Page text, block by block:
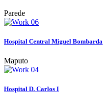
Parede
Hospital Central Miguel Bombarda
Maputo
Hospital D. Carlos I